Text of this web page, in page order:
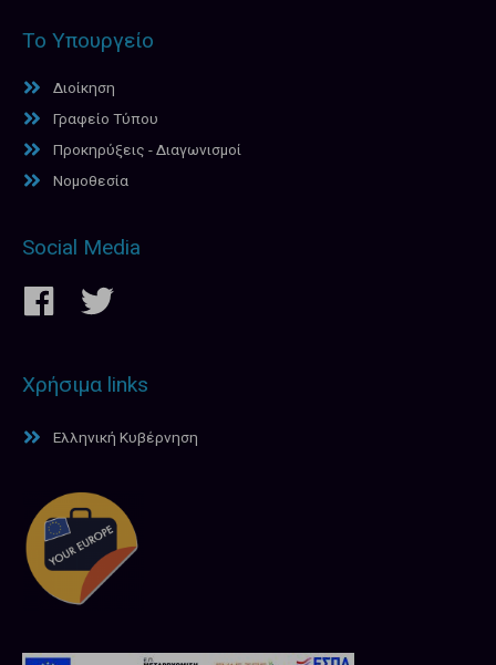
Το Υπουργείο
Διοίκηση
Γραφείο Τύπου
Προκηρύξεις - Διαγωνισμοί
Νομοθεσία
Social Media
Χρήσιμα links
Ελληνική Κυβέρνηση